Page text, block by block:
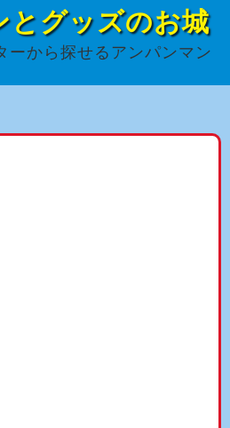
とグッズのお城
ーから探せるアンパンマン